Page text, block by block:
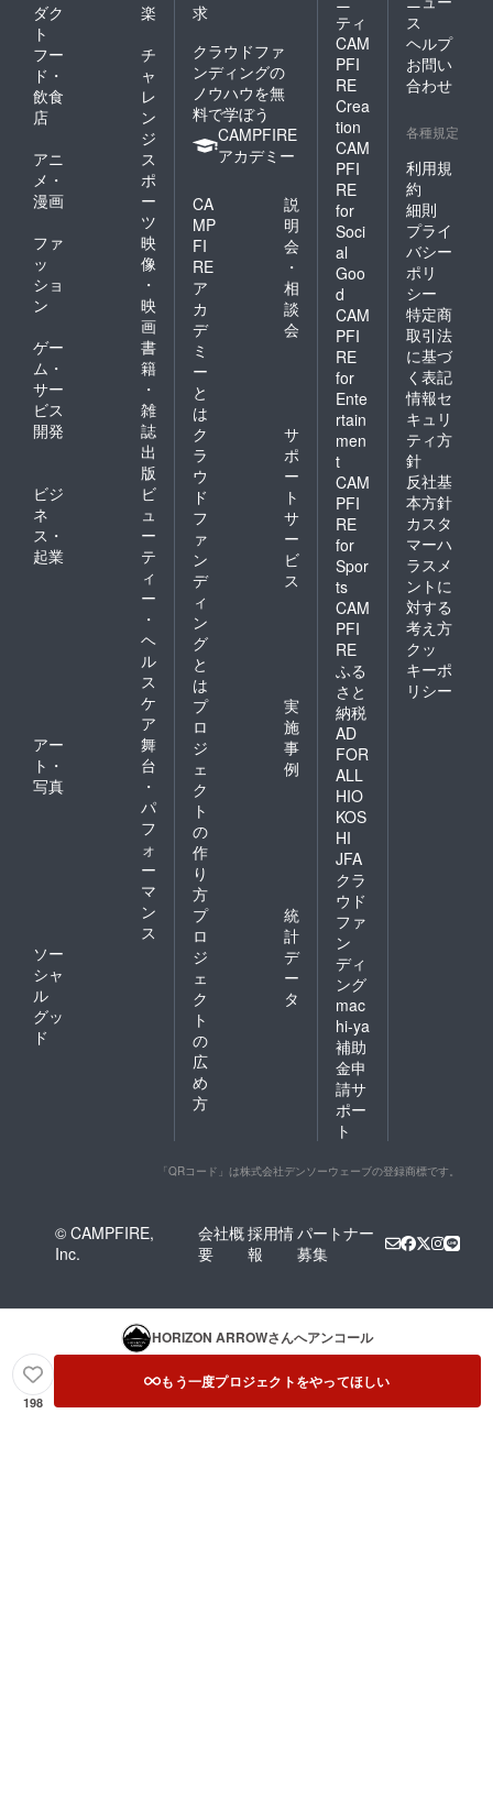
ダク
ト
楽
フー
ド・
飲食
店
チ
ャ
レ
ン
ジ
アニ
メ・
漫画
ス
ポ
ー
ツ
ファ
ッ
ショ
ン
映
像
・
映
画
ゲー
ム・
サー
ビス
開発
書
籍
・
雑
誌
出
版
ビジ
ネ
ス・
起業
ビ
ュ
ー
テ
ィ
ー
・
ヘ
ル
ス
ケ
ア
アー
ト・
写真
舞
台
・
パ
フ
ォ
ー
マ
ン
ス
ソー
シャ
ル
グッ
ド
求
クラウドファ
ンディングの
ノウハウを無
料で学ぼう
CAMPFIRE
アカデミー
CA
MP
FI
RE
ア
カ
デ
ミ
ー
と
は
説
明
会
・
相
談
会
ク
ラ
ウ
ド
フ
ァ
ン
デ
ィ
ン
グ
と
は
サ
ポ
ー
ト
サ
ー
ビ
ス
プ
ロ
ジ
ェ
ク
ト
の
作
り
方
実
施
事
例
プ
ロ
ジ
ェ
ク
ト
の
広
め
方
統
計
デ
ー
タ
ティ
CAM
PFI
RE
Crea
tion
CAM
PFI
RE
for
Soci
al
Goo
d
CAM
PFI
RE
for
Ente
rtain
men
t
CAM
PFI
RE
for
Spor
ts
CAM
PFI
RE
ふる
さと
納税
AD
FOR
ALL
HIO
KOS
HI
JFA
クラ
ウド
ファ
ン
ディ
ング
mac
hi-ya
補助
金申
請サ
ポー
ト
ス
ヘルプ
お問い
合わせ
各種規定
利用規
約
細則
プライ
バシー
ポリ
シー
特定商
取引法
に基づ
く表記
情報セ
キュリ
ティ方
針
反社基
本方針
カスタ
マーハ
ラスメ
ントに
対する
考え方
クッ
キーポ
リシー
「QRコード」は株式会社デンソーウェーブの登録商標です。
© CAMPFIRE,
Inc.
会社概
要
採用情
報
パートナー
募集
HORIZON ARROWさんへアンコール
198
もう一度プロジェクトをやってほしい